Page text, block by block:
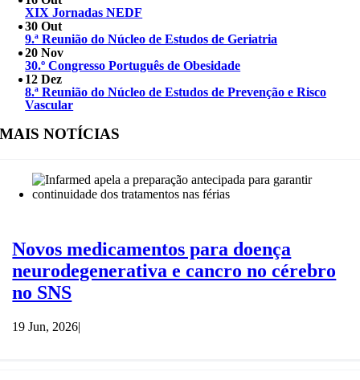
XIX Jornadas NEDF
30 Out
9.ª Reunião do Núcleo de Estudos de Geriatria
20 Nov
30.º Congresso Português de Obesidade
12 Dez
8.ª Reunião do Núcleo de Estudos de Prevenção e Risco
Vascular
MAIS NOTÍCIAS
Novos medicamentos para doença
neurodegenerativa e cancro no cérebro
no SNS
19 Jun, 2026|